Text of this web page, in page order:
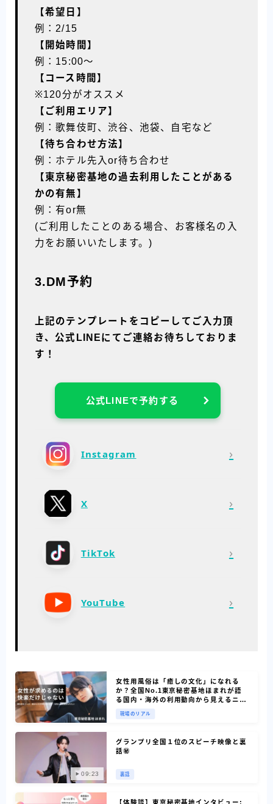
【希望日】
例：2/15
【開始時間】
例：15:00〜
【コース時間】
※120分がオススメ
【ご利用エリア】
例：歌舞伎町、渋谷、池袋、自宅など
【待ち合わせ方法】
例：ホテル先入or待ち合わせ
【東京秘密基地の過去利用したことがある
かの有無】
例：有or無
(ご利用したことのある場合、お客様名の入
力をお願いいたします。)
3.DM予約
上記のテンプレートをコピーしてご入力頂
き、公式LINEにてご連絡お待ちしておりま
す！
公式LINEで予約する
Instagram ›
X ›
TikTok ›
YouTube ›
女性用風俗は「癒しの文化」になれる
か？全国No.1東京秘密基地ほまれが語
る国内・海外の利用動向から見えるニー
現場のリアル
09:23
グランプリ全国１位のスピーチ映像と裏
話㊙
裏話
【体験談】東京秘密基地インタビュー: